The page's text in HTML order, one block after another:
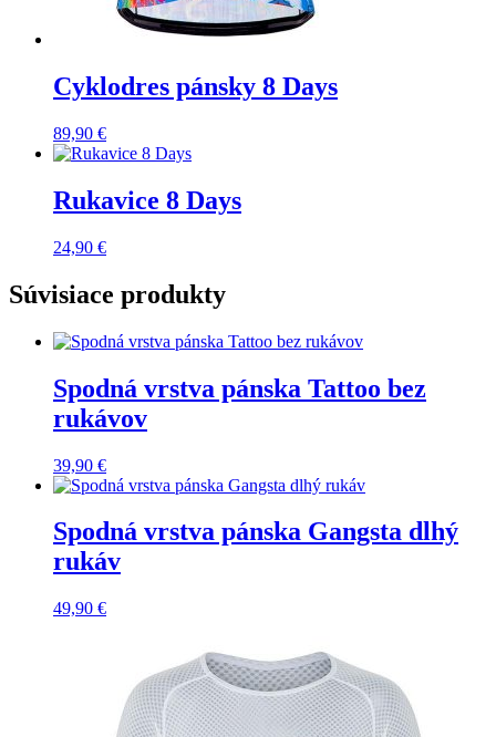
Cyklodres pánsky 8 Days
89,90 €
Rukavice 8 Days
24,90 €
Súvisiace produkty
Spodná vrstva pánska Tattoo bez
rukávov
39,90 €
Spodná vrstva pánska Gangsta dlhý
rukáv
49,90 €